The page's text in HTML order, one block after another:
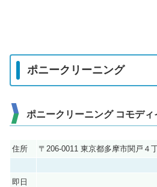
ポニークリーニング
ポニークリーニング コモデ
住所 〒206-0011 東京都多摩市関戸４
即日